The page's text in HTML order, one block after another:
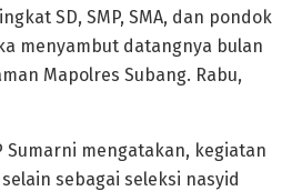
SD, SMP, SMA, dan pondok
menyambut datangnya bulan
Mapolres Subang. Rabu,
Sumarni mengatakan, kegiatan
sebagai seleksi nasyid